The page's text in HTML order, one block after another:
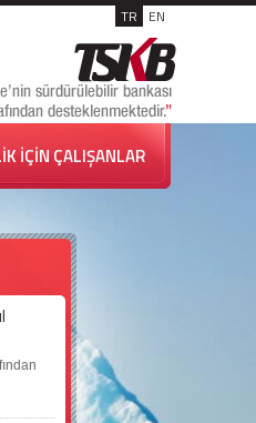
TR EN
İÇİN ÇALIŞANLAR